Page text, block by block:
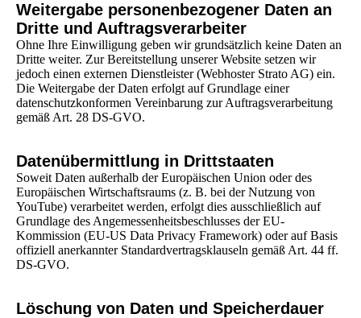
Weitergabe personenbezogener Daten an
Dritte und Auftragsverarbeiter
Ohne Ihre Einwilligung geben wir grundsätzlich keine Daten an
Dritte weiter. Zur Bereitstellung unserer Website setzen wir
jedoch einen externen Dienstleister (Webhoster Strato AG) ein.
Die Weitergabe der Daten erfolgt auf Grundlage einer
datenschutzkonformen Vereinbarung zur Auftragsverarbeitung
gemäß Art. 28 DS-GVO.
Datenübermittlung in Drittstaaten
Soweit Daten außerhalb der Europäischen Union oder des
Europäischen Wirtschaftsraums (z. B. bei der Nutzung von
YouTube) verarbeitet werden, erfolgt dies ausschließlich auf
Grundlage des Angemessenheitsbeschlusses der EU-
Kommission (EU-US Data Privacy Framework) oder auf Basis
offiziell anerkannter Standardvertragsklauseln gemäß Art. 44 ff.
DS-GVO.
Löschung von Daten und Speicherdauer